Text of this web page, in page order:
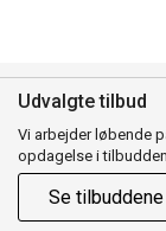
Udvalgte tilbud
Vi arbejder løbende
opdagelse i
Se tilbuddene